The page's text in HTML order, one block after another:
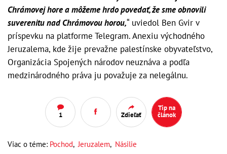
Chrámovej hore a môžeme hrdo povedať, že sme obnovili
suverenitu nad Chrámovou horou,“ uviedol Ben Gvir v
príspevku na platforme Telegram. Anexiu východného
Jeruzalema, kde žije prevažne palestínske obyvateľstvo,
Organizácia Spojených národov neuznáva a podľa
medzinárodného práva ju považuje za nelegálnu.
1 Zdieľať
Tip na
článok
Viac o téme: Pochod,Jeruzalem, Násilie